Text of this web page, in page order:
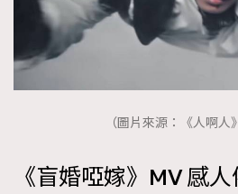
（圖片來源：《人啊人
《盲婚啞嫁》MV 感